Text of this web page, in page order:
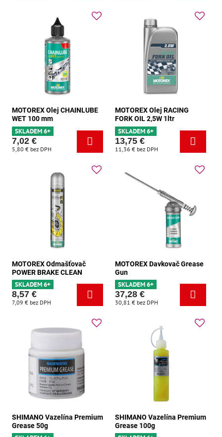
MOTOREX Olej CHAINLUBE
WET 100 mm
SKLADEM 6+
7,02 €
5,80 € bez DPH
MOTOREX Olej RACING
FORK OIL 2,5W 1ltr
SKLADEM 6+
13,75 €
11,36 € bez DPH
MOTOREX Odmašťovač
POWER BRAKE CLEAN
SKLADEM 6+
8,57 €
7,09 € bez DPH
MOTOREX Davkovač Grease
Gun
SKLADEM 6+
37,28 €
30,81 € bez DPH
SHIMANO Vazelína Premium
Grease 50g
SHIMANO Vazelína Premium
Grease 100g